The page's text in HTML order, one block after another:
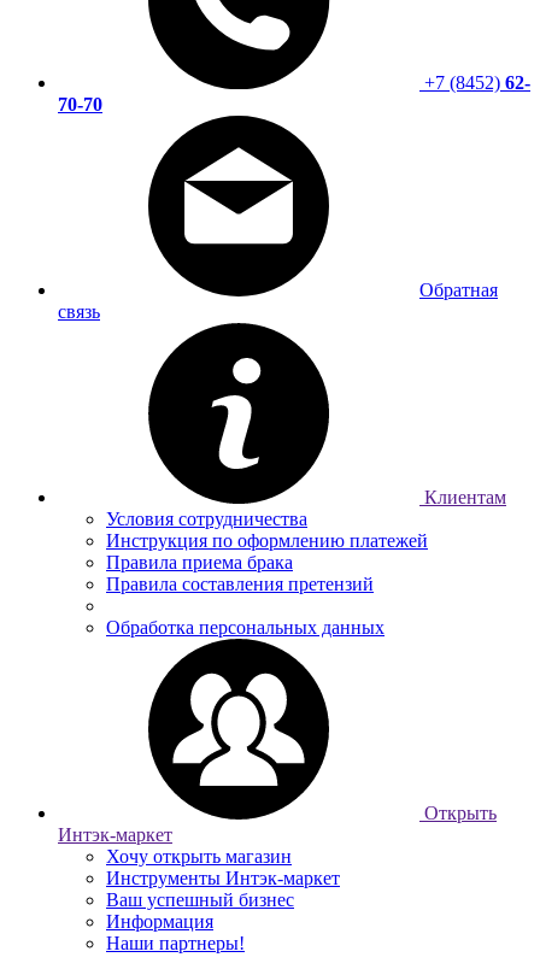
+7 (8452) 62-
70-70
Обратная
связь
Клиентам
Условия сотрудничества
Инструкция по оформлению платежей
Правила приема брака
Правила составления претензий
Обработка персональных данных
Открыть
Интэк-маркет
Хочу открыть магазин
Инструменты Интэк-маркет
Ваш успешный бизнес
Информация
Наши партнеры!